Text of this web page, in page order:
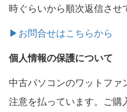
時ぐらいから順次返信させ
▶お問合せはこちらから
個人情報の保護について
中古パソコンのワットフ
注意を払っています。ご購